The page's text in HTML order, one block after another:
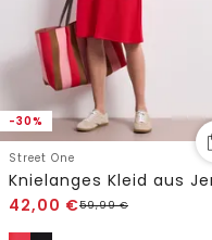
-30%
Street One
42,00 €59,99€